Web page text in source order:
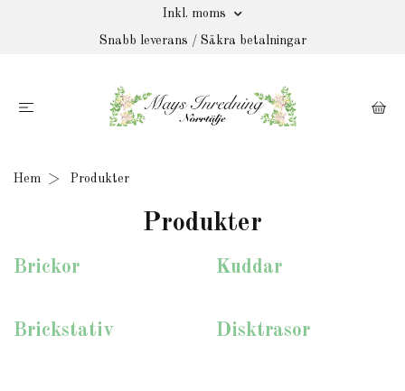
Inkl. moms
Snabb leverans / Säkra betalningar
Hem Produkter
Produkter
Brickor Kuddar
Brickstativ Disktrasor